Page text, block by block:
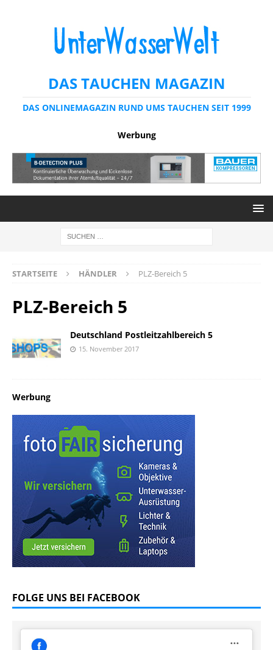
DAS TAUCHEN MAGAZIN
DAS ONLINEMAGAZIN RUND UMS TAUCHEN SEIT 1999
Werbung
STARTSEITE HÄNDLER PLZ-Bereich 5
PLZ-Bereich 5
Deutschland Postleitzahlbereich 5
15. November 2017
Werbung
FOLGE UNS BEI FACEBOOK